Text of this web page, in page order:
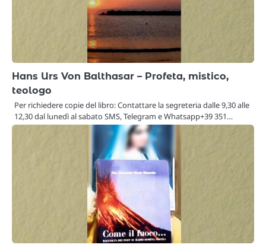
Hans Urs Von Balthasar – Profeta, mistico,
teologo
Per richiedere copie del libro: Contattare la segreteria dalle 9,30 alle
12,30 dal lunedì al sabato SMS, Telegram e Whatsapp+39 351…